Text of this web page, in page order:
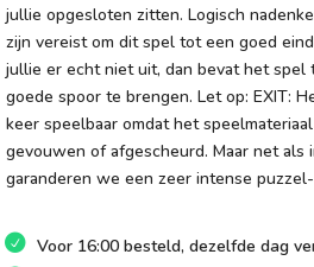
jullie opgesloten zitten. Logisch
zijn vereist om dit spel tot een goed
jullie er echt niet uit, dan bevat het spel
goede spoor te brengen. Let op: EXIT:
keer speelbaar omdat het
gevouwen of afgescheurd. Maar net als
garanderen we een zeer intense
Voor 16:00 besteld, dezelfde dag